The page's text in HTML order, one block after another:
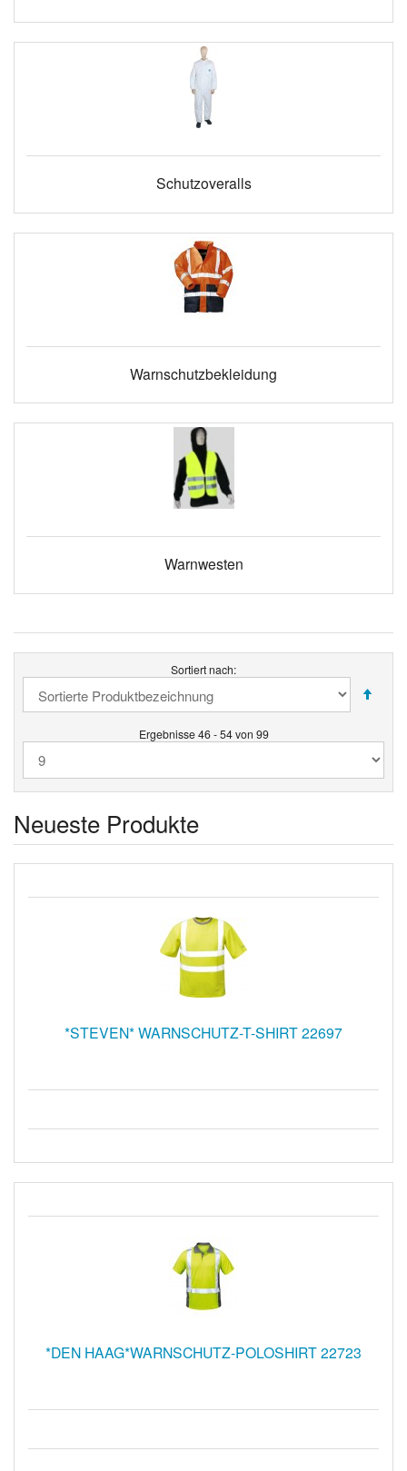
Schutzoveralls
Warnschutzbekleidung
Warnwesten
Sortiert nach:
Ergebnisse 46 - 54 von 99
Neueste Produkte
*STEVEN* WARNSCHUTZ-T-SHIRT 22697
*DEN HAAG*WARNSCHUTZ-POLOSHIRT 22723